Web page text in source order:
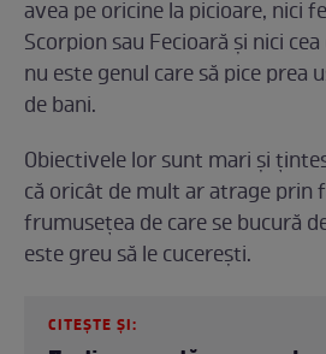
avea pe oricine la picioare, nici
Scorpion sau Fecioară și nici
nu este genul care să pice prea
de bani.
Obiectivele lor sunt mari și
că oricât de mult ar atrage prin
frumusețea de care se bucură
este greu să le cucerești.
CITEȘTE ȘI: